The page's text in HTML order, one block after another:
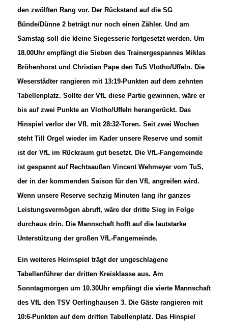
den zwölften Rang vor. Der Rückstand auf die SG
Bünde/Dünne 2 beträgt nur noch einen Zähler. Und am
Samstag soll die kleine Siegesserie fortgesetzt werden. Um
18.00Uhr empfängt die Sieben des Trainergespannes Miklas
Bröhenhorst und Christian Pape den TuS Vlotho/Uffeln. Die
Weserstädter rangieren mit 13:19-Punkten auf dem zehnten
Tabellenplatz. Sollte der VfL diese Partie gewinnen, wäre er
bis auf zwei Punkte an Vlotho/Uffeln herangerückt. Das
Hinspiel verlor der VfL mit 28:32-Toren. Seit zwei Wochen
steht Till Orgel wieder im Kader unsere Reserve und somit
ist der VfL im Rückraum gut besetzt. Die VfL-Fangemeinde
ist gespannt auf Rechtsaußen Vincent Wehmeyer vom TuS,
der in der kommenden Saison für den VfL angreifen wird.
Wenn unsere Reserve sechzig Minuten lang ihr ganzes
Leistungsvermögen abruft, wäre der dritte Sieg in Folge
durchaus drin. Die Mannschaft hofft auf die lautstarke
Unterstützung der großen VfL-Fangemeinde.
Ein weiteres Heimspiel trägt der ungeschlagene
Tabellenführer der dritten Kreisklasse aus. Am
Sonntagmorgen um 10.30Uhr empfängt die vierte Mannschaft
des VfL den TSV Oerlinghausen 3. Die Gäste rangieren mit
10:6-Punkten auf dem dritten Tabellenplatz. Das Hinspiel